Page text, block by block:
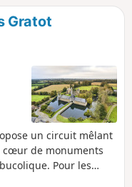
Gratot
un circuit mêlant
cœur de monuments
Pour les